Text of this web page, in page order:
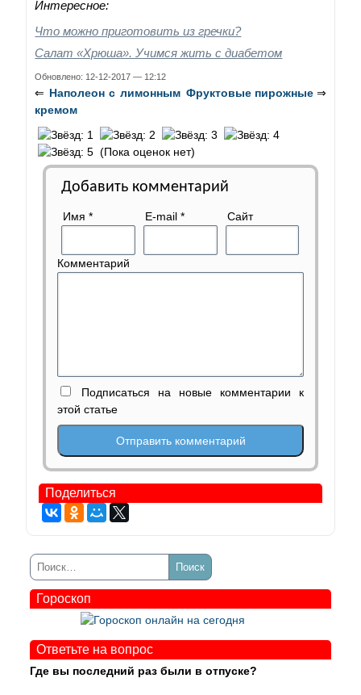
Интересное:
Что можно приготовить из гречки?
Салат «Хрюша». Учимся жить с диабетом
Обновлено: 12-12-2017 — 12:12
⇐ Наполеон с лимонным
кремом
Фруктовые пирожные⇒
(Пока оценок нет)
Добавить комментарий
Имя* E-mail* Сайт
Комментарий
Подписаться на новые комментарии к
этой статье
Поделиться
Гороскоп
Ответьте на вопрос
Где вы последний раз были в отпуске?